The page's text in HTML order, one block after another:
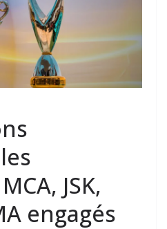
JSK,
engagés